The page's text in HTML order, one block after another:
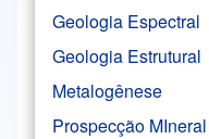
Geologia Espectral
Geologia Estrutural
Metalogênese
Prospecção MIneral